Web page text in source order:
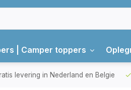
| Camper toppers
levering in Nederland en Belgie